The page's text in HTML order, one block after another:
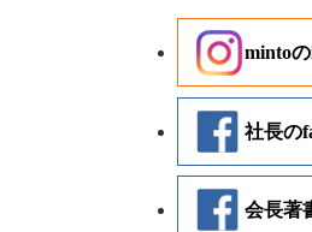
みんなの食堂がオープンし
第20回クリーンECOフェ
新年のあいさつ
minto
社長の
会長著